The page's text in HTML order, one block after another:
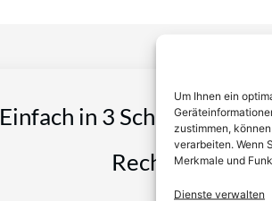
Um Ihnen ein
zustimmen,
verarbeiten. Wenn
Merkmale und
Dienste verwalten
Einfach in 3 Schritten